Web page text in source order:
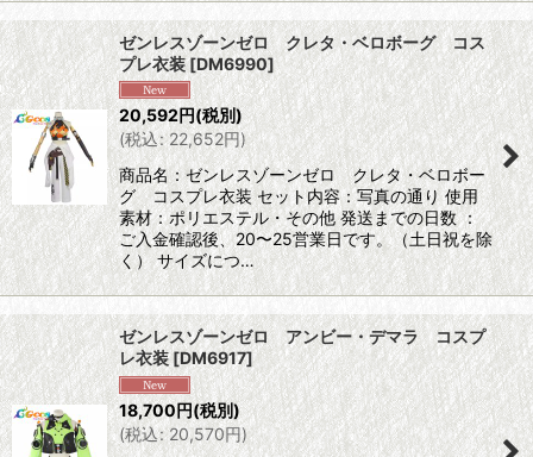
ゼンレスゾーンゼロ クレタ・ベロボーグ コス
プレ衣装[DM6990]
20,592円(税別)
(税込: 22,652円)
商品名：ゼンレスゾーンゼロ クレタ・ベロボー
グ コスプレ衣装 セット内容：写真の通り 使用
素材：ポリエステル・その他 発送までの日数 ：
ご入金確認後、20〜25営業日です。（土日祝を除
く） サイズにつ…
ゼンレスゾーンゼロ アンビー・デマラ コスプ
レ衣装[DM6917]
18,700円(税別)
(税込: 20,570円)